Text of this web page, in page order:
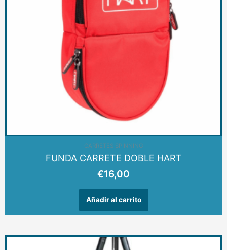
CARRETES SPINNING
FUNDA CARRETE DOBLE HART
€16,00
Añadir al carrito